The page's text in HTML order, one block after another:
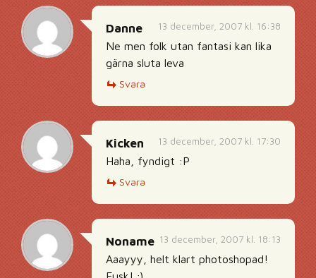
13 december, 2007 kl. 16:38
Danne
Ne men folk utan fantasi kan lika
gärna sluta leva
Svara
13 december, 2007 kl. 17:30
Kicken
Haha, fyndigt :P
Svara
13 december, 2007 kl. 18:13
Noname
Aaayyy, helt klart photoshopad!